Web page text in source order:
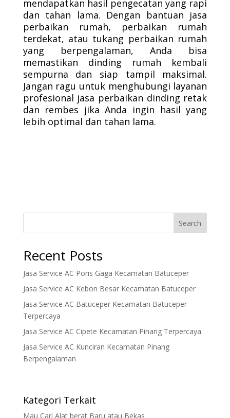
mendapatkan hasil pengecatan yang rapi
dan tahan lama. Dengan bantuan jasa
perbaikan rumah, perbaikan rumah
terdekat, atau tukang perbaikan rumah
yang berpengalaman, Anda bisa
memastikan dinding rumah kembali
sempurna dan siap tampil maksimal.
Jangan ragu untuk menghubungi layanan
profesional jasa perbaikan dinding retak
dan rembes jika Anda ingin hasil yang
lebih optimal dan tahan lama.
Search
Recent Posts
Jasa Service AC Poris Gaga Kecamatan Batuceper
Jasa Service AC Kebon Besar Kecamatan Batuceper
Jasa Service AC Batuceper Kecamatan Batuceper
Terpercaya
Jasa Service AC Cipete Kecamatan Pinang Terpercaya
Jasa Service AC Kunciran Kecamatan Pinang
Berpengalaman
Kategori Terkait
Mau Cari Alat berat Baru atau Bekas